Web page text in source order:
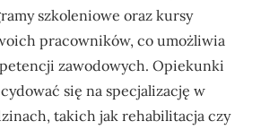
szkoleniowe oraz kursy
pracowników, co umożliwia
zawodowych. Opiekunki
się na specjalizację w
takich jak rehabilitacja czy